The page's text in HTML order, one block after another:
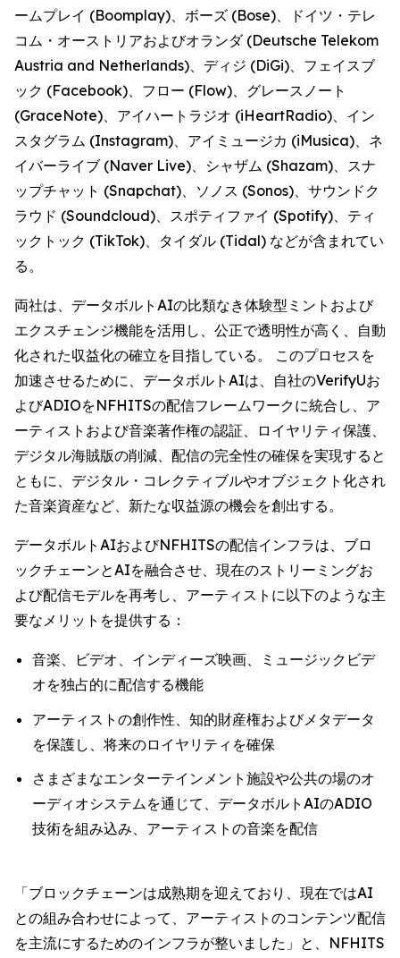
ームプレイ (Boomplay)、ボーズ (Bose)、ドイツ・テレ
コム・オーストリアおよびオランダ (Deutsche Telekom
Austria and Netherlands)、ディジ (DiGi)、フェイスブ
ック (Facebook)、フロー (Flow)、グレースノート
(GraceNote)、アイハートラジオ (iHeartRadio)、イン
スタグラム (Instagram)、アイミュージカ (iMusica)、ネ
イバーライブ (Naver Live)、シャザム (Shazam)、スナ
ップチャット (Snapchat)、ソノス (Sonos)、サウンドク
ラウド (Soundcloud)、スポティファイ (Spotify)、ティ
ックトック (TikTok)、タイダル (Tidal) などが含まれてい
る。
両社は、データボルトAIの比類なき体験型ミントおよび
エクスチェンジ機能を活用し、公正で透明性が高く、自動
化された収益化の確立を目指している。 このプロセスを
加速させるために、データボルトAIは、自社のVerifyUお
よびADIOをNFHITSの配信フレームワークに統合し、ア
ーティストおよび音楽著作権の認証、ロイヤリティ保護、
デジタル海賊版の削減、配信の完全性の確保を実現すると
ともに、デジタル・コレクティブルやオブジェクト化され
た音楽資産など、新たな収益源の機会を創出する。
データボルトAIおよびNFHITSの配信インフラは、ブロ
ックチェーンとAIを融合させ、現在のストリーミングお
よび配信モデルを再考し、アーティストに以下のような主
要なメリットを提供する：
音楽、ビデオ、インディーズ映画、ミュージックビデ
オを独占的に配信する機能
アーティストの創作性、知的財産権およびメタデータ
を保護し、将来のロイヤリティを確保
さまざまなエンターテインメント施設や公共の場のオ
ーディオシステムを通じて、データボルトAIのADIO
技術を組み込み、アーティストの音楽を配信
「ブロックチェーンは成熟期を迎えており、現在ではAI
との組み合わせによって、アーティストのコンテンツ配信
を主流にするためのインフラが整いました」と、NFHITS